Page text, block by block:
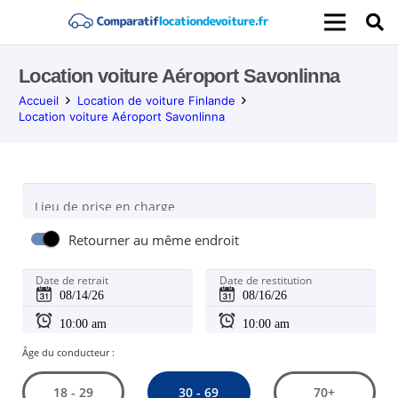
Location voiture Aéroport Savonlinna
Accueil
Location de voiture Finlande
Location voiture Aéroport Savonlinna
Lieu de prise en charge
Retourner au même endroit
Date de retrait Date de restitution
Âge du conducteur :
18 - 29 30 - 69 70+